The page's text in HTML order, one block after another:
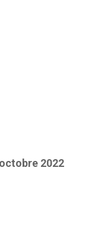
octobre 2022